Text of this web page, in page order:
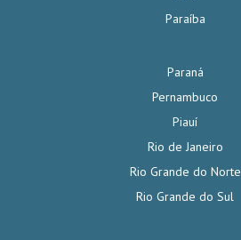
Paraíba
Paraná
Pernambuco
Piauí
Rio de Janeiro
Rio Grande do Norte
Rio Grande do Sul